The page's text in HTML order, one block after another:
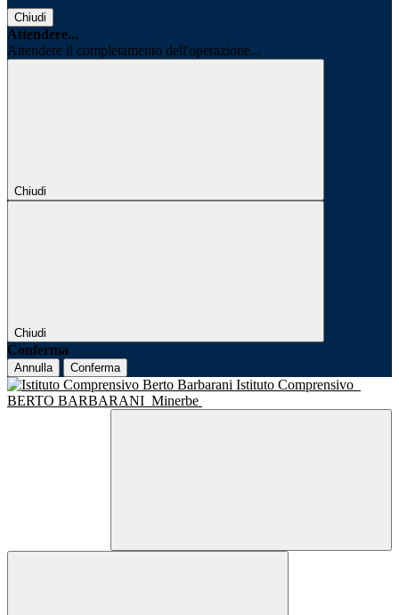
Chiudi
Attendere...
Attendere il completamento dell'operazione...
Chiudi
Chiudi
Conferma
Annulla Conferma
Istituto Comprensivo
BERTO BARBARANI Minerbe